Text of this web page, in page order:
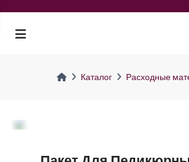
Каталог Расходные